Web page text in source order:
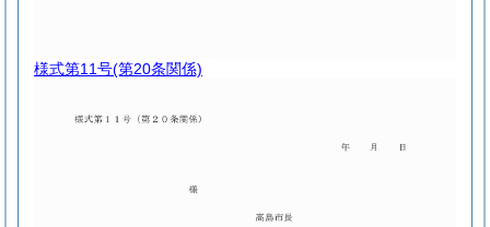
様式第11号(第20条関係)